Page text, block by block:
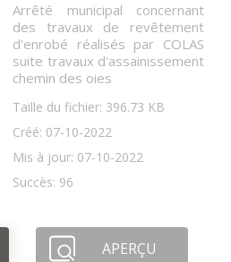
Arrêté municipal concernant
des travaux de revêtement
d'enrobé réalisés par COLAS
suite travaux d'assainissement
chemin des oies
Taille du fichier: 396.73 KB
Créé: 07-10-2022
Mis à jour: 07-10-2022
Succès: 96
APERÇU